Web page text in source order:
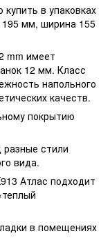
в упаковках
мм, ширина 155
mm имеет
12 мм. Класс
напольного
качеств.
покрытию
стили
вида.
Атлас подходит
в помещениях